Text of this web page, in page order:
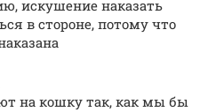
искушение наказать
в стороне, потому что
на кошку так, как мы бы